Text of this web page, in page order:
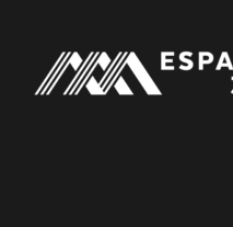
contenido